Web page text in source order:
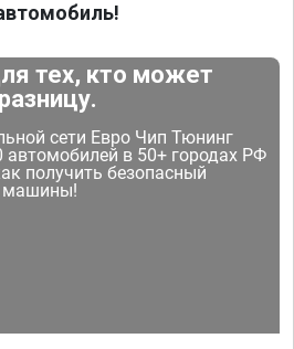
тех, кто может
сети Евро Чип Тюнинг
автомобилей в 50+ городах РФ
получить безопасный
машины!